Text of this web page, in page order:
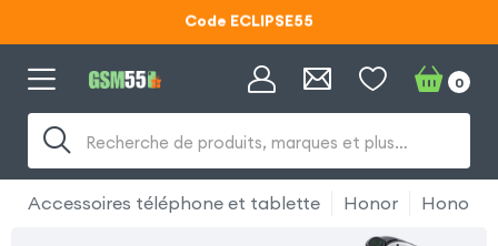
Code ECLIPSE55
Code ECLIPSE55
Recherche de produits, marques et plus…
0
Accessoires téléphone et tablette Honor Honor